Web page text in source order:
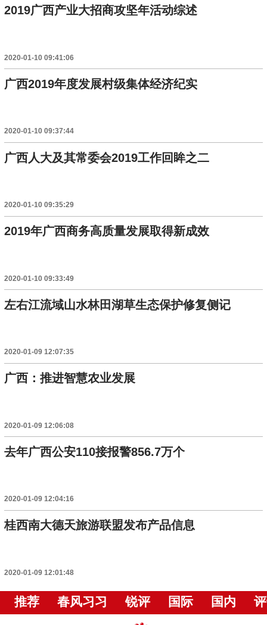
2019广西产业大招商攻坚年活动综述
2020-01-10 09:41:06
广西2019年度发展村级集体经济纪实
2020-01-10 09:37:44
广西人大及其常委会2019工作回眸之二
2020-01-10 09:35:29
2019年广西商务高质量发展取得新成效
2020-01-10 09:33:49
左右江流域山水林田湖草生态保护修复侧记
2020-01-09 12:07:35
广西：推进智慧农业发展
2020-01-09 12:06:08
去年广西公安110接报警856.7万个
2020-01-09 12:04:16
桂西南大德天旅游联盟发布产品信息
2020-01-09 12:01:48
推荐 春风习习 锐评 国际 国内